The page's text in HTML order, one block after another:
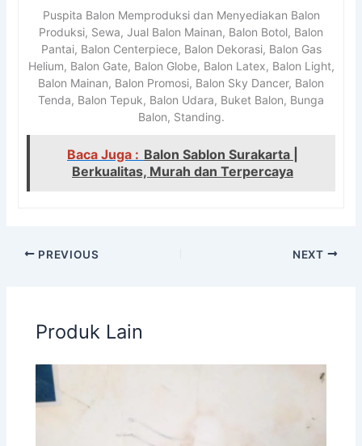
Puspita Balon Memproduksi dan Menyediakan Balon
Produksi, Sewa, Jual Balon Mainan, Balon Botol, Balon
Pantai, Balon Centerpiece, Balon Dekorasi, Balon Gas
Helium, Balon Gate, Balon Globe, Balon Latex, Balon Light,
Balon Mainan, Balon Promosi, Balon Sky Dancer, Balon
Tenda, Balon Tepuk, Balon Udara, Buket Balon, Bunga
Balon, Standing.
Baca Juga : Balon Sablon Surakarta |
Berkualitas, Murah dan Terpercaya
PREVIOUS NEXT
Produk Lain